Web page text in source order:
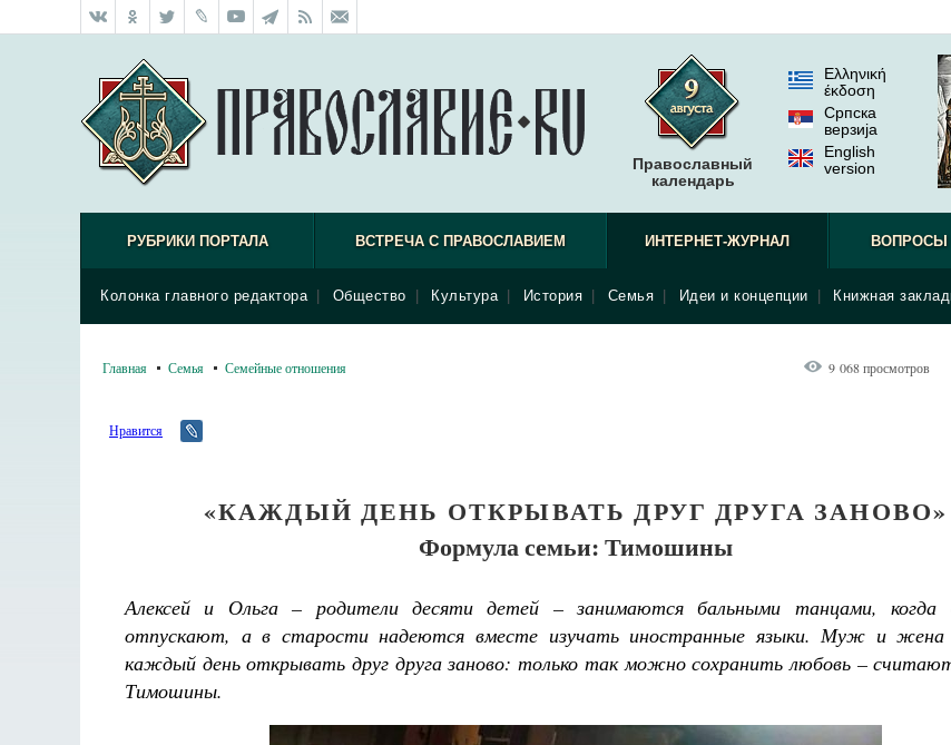
Православный
календарь
Ελληνική
έκδοση
Српска
верзиjа
English
version
РУБРИКИ ПОРТАЛА ВСТРЕЧА С ПРАВОСЛАВИЕМ ИНТЕРНЕТ-ЖУРНАЛ
Колонка главного редактора Общество Культура История Семья Идеи и концепции Книжная
ВОПРОСЫ
Главная Семья Семейные отношения 9 068 просмотров
Нравится
«КАЖДЫЙ ДЕНЬ ОТКРЫВАТЬ ДРУГ ДРУГА ЗАНОВО»
Формула семьи: Тимошины
Алексей и Ольга – родители десяти детей – занимаются бальными танцами,
отпускают, а в старости надеются вместе изучать иностранные языки. Муж и
каждый день открывать друг друга заново: только так можно сохранить любовь –
Тимошины.